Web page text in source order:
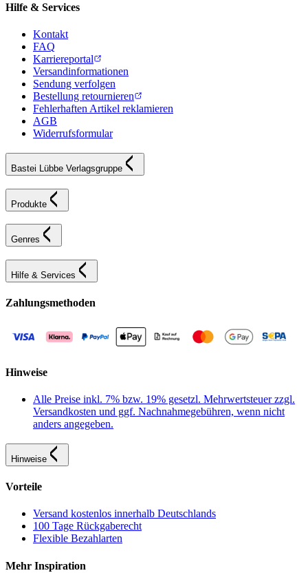
Hilfe & Services
Kontakt
FAQ
Karriereportal
Versandinformationen
Sendung verfolgen
Bestellung retournieren
Fehlerhaften Artikel reklamieren
AGB
Widerrufsformular
Bastei Lübbe Verlagsgruppe
Produkte
Genres
Hilfe & Services
Zahlungsmethoden
Hinweise
Alle Preise inkl. 7% bzw. 19% gesetzl. Mehrwertsteuer zzgl.
Versandkosten und ggf. Nachnahmegebühren, wenn nicht
anders angegeben.
Hinweise
Vorteile
Versand kostenlos innerhalb Deutschlands
100 Tage Rückgaberecht
Flexible Bezahlarten
Mehr Inspiration